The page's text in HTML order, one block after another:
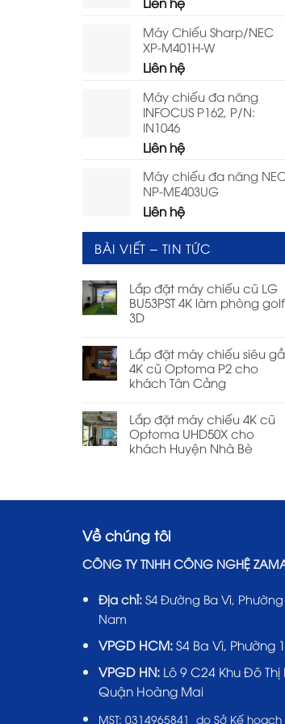
Máy Chiếu Sharp/NEC
XP-M401H-W
Liên hệ
Máy chiếu đa năng
INFOCUS P162, P/N:
IN1046
Liên hệ
Máy chiếu đa năng
NP-ME403UG
Liên hệ
BÀI VIẾT – TIN TỨC
Lắp đặt máy chiếu cũ LG
BU53PST 4K làm phòng golf
3D
Lắp đặt máy chiếu siêu
4K cũ Optoma P2 cho
khách Tân Cảng
Lắp đặt máy chiếu 4K cũ
Optoma UHD50X cho
khách Huyện Nhà Bè
Về chúng tôi
CÔNG TY TNHH CÔNG NGHỆ
Địa chỉ:S4 Đường Ba Vì,
Nam
VPGD HCM:S4 Ba Vì, Phường
VPGD HN: Lô 9 C24 Khu Đô
Quận Hoàng Mai
MST:0314965841 do Sở Kế